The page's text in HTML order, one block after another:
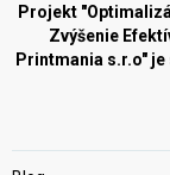
Projekt
Zvýšenie
Printmania s.r.o"